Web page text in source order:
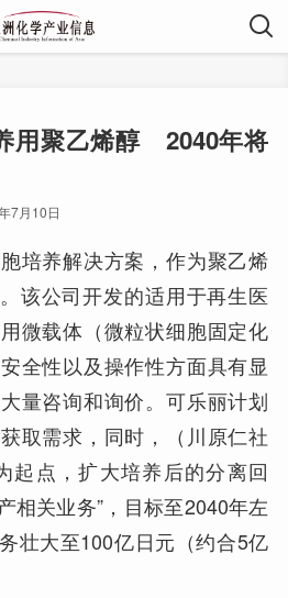
用聚乙烯醇 2040年将
7月10日
养解决方案，作为聚乙烯
该公司开发的适用于再生医
微载体（微粒状细胞固定化
全性以及操作性方面具有显
量咨询和询价。可乐丽计划
取需求，同时，（川原仁社
起点，扩大培养后的分离回
相关业务”，目标至2040年左
壮大至100亿日元（约合5亿